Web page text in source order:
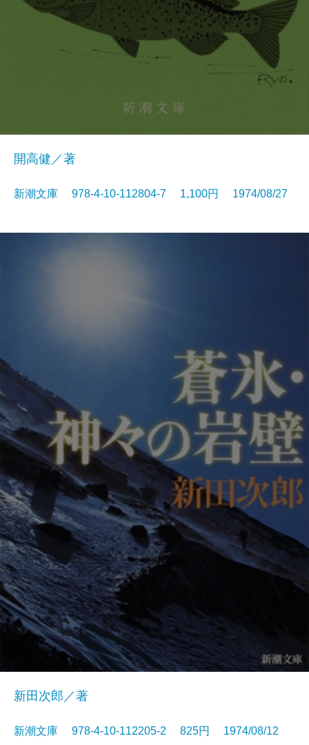
開高健／著
新潮文庫 978-4-10-112804-7 1,100円 1974/08/27
新田次郎／著
新潮文庫 978-4-10-112205-2 825円 1974/08/12